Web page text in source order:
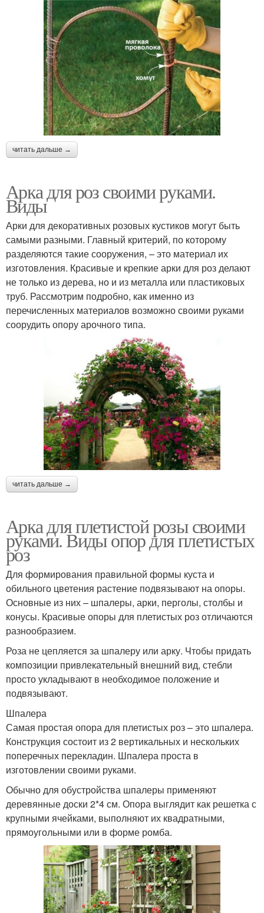
читать дальше →
Арка для роз своими руками.
Виды
Арки для декоративных розовых кустиков могут быть
самыми разными. Главный критерий, по которому
разделяются такие сооружения, – это материал их
изготовления. Красивые и крепкие арки для роз делают
не только из дерева, но и из металла или пластиковых
труб. Рассмотрим подробно, как именно из
перечисленных материалов возможно своими руками
соорудить опору арочного типа.
читать дальше →
Арка для плетистой розы своими
руками. Виды опор для плетистых
роз
Для формирования правильной формы куста и
обильного цветения растение подвязывают на опоры.
Основные из них – шпалеры, арки, перголы, столбы и
конусы. Красивые опоры для плетистых роз отличаются
разнообразием.
Роза не цепляется за шпалеру или арку. Чтобы придать
композиции привлекательный внешний вид, стебли
просто укладывают в необходимое положение и
подвязывают.
Шпалера
Самая простая опора для плетистых роз – это шпалера.
Конструкция состоит из 2 вертикальных и нескольких
поперечных перекладин. Шпалера проста в
изготовлении своими руками.
Обычно для обустройства шпалеры применяют
деревянные доски 2*4 см. Опора выглядит как решетка с
крупными ячейками, выполняют их квадратными,
прямоугольными или в форме ромба.